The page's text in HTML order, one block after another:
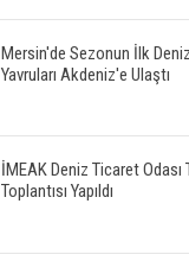
Mersin'de Sezonun İlk
Yavruları Akdeniz'e Ulaştı
İMEAK Deniz Ticaret Odası
Toplantısı Yapıldı